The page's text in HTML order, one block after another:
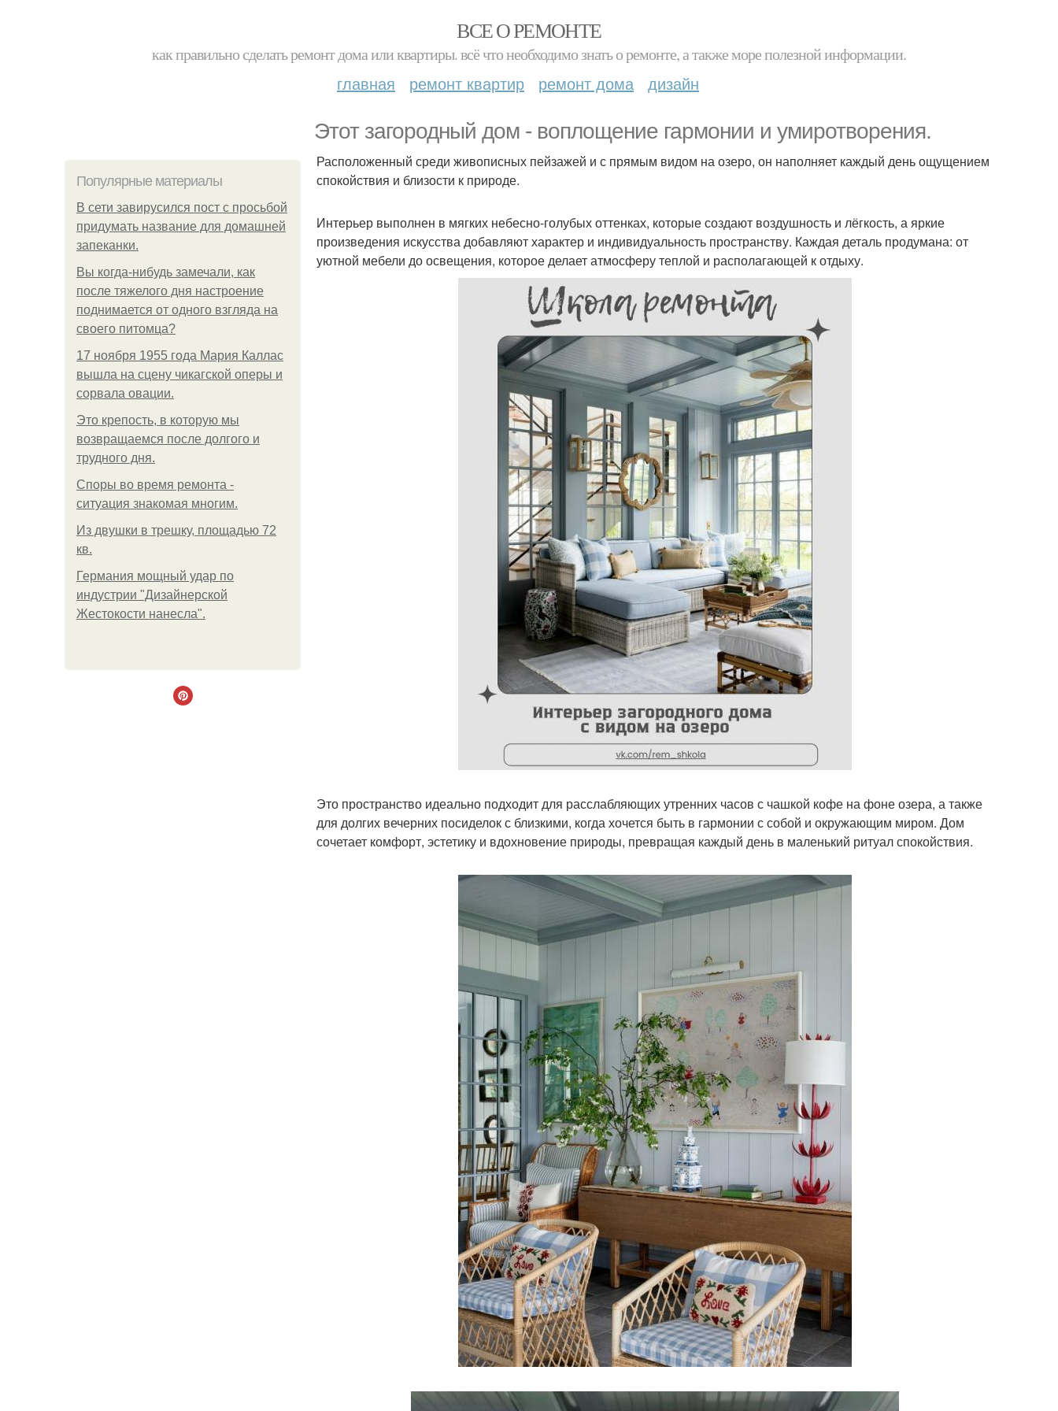
ВСЕ О РЕМОНТЕ
как правильно сделать ремонт дома или квартиры. всё что необходимо знать о ремонте, а также море полезной информации.
главная ремонт квартир ремонт дома дизайн
Этот загородный дом - воплощение гармонии и умиротворения.
Популярные материалы
В сети завирусился пост с просьбой
придумать название для домашней
запеканки.
Вы когда-нибудь замечали, как
после тяжелого дня настроение
поднимается от одного взгляда на
своего питомца?
17 ноября 1955 года Мария Каллас
вышла на сцену чикагской оперы и
сорвала овации.
Это крепость, в которую мы
возвращаемся после долгого и
трудного дня.
Споры во время ремонта -
ситуация знакомая многим.
Из двушки в трешку, площадью 72
кв.
Германия мощный удар по
индустрии "Дизайнерской
Жестокости нанесла".
Расположенный среди живописных пейзажей и с прямым видом на озеро, он наполняет каждый день ощущением
спокойствия и близости к природе.
Интерьер выполнен в мягких небесно-голубых оттенках, которые создают воздушность и лёгкость, а яркие
произведения искусства добавляют характер и индивидуальность пространству. Каждая деталь продумана: от
уютной мебели до освещения, которое делает атмосферу теплой и располагающей к отдыху.
Это пространство идеально подходит для расслабляющих утренних часов с чашкой кофе на фоне озера, а также
для долгих вечерних посиделок с близкими, когда хочется быть в гармонии с собой и окружающим миром. Дом
сочетает комфорт, эстетику и вдохновение природы, превращая каждый день в маленький ритуал спокойствия.